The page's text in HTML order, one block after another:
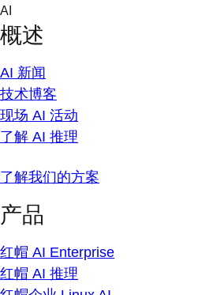
Skip
content
AI
概述
AI 新闻
技术博客
现场 AI 活动
了解 AI 推理
了解我们的方案
产品
红帽 AI Enterprise
红帽 AI 推理